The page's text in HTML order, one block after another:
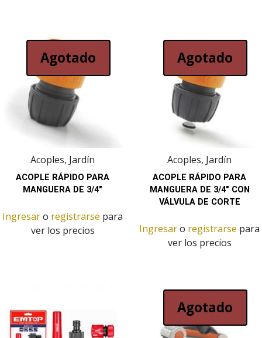
Agotado
Acoples, Jardín
ACOPLE RÁPIDO PARA
MANGUERA DE 3/4″
Ingresaro registrarse para
ver los precios
Agotado
Acoples, Jardín
ACOPLE RÁPIDO PARA
MANGUERA DE 3/4″ CON
VÁLVULA DE CORTE
Ingresaro registrarse para
ver los precios
Agotado